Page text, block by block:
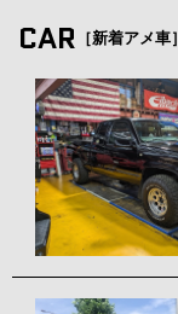
CAR ［新着アメ車］